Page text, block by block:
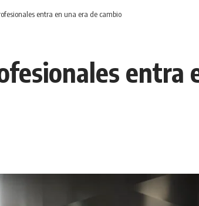
entra en una era de cambio
entra